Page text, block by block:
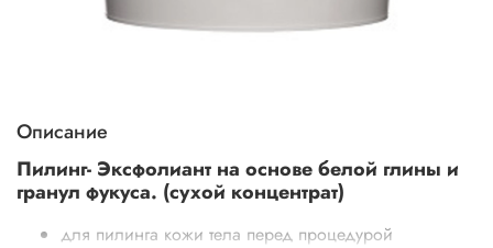
Описание
Пилинг- Эксфолиант на основе белой глины и
гранул фукуса. (сухой концентрат)
для пилинга кожи тела перед процедурой